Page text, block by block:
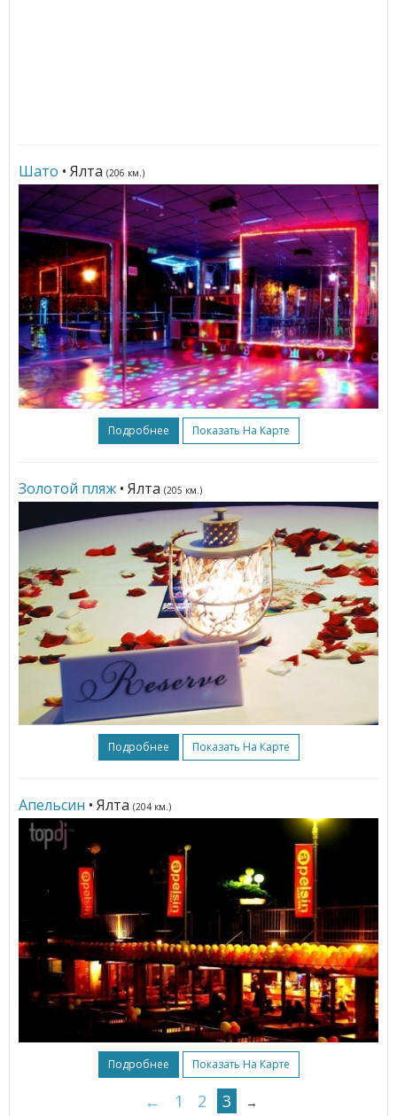
Шато • Ялта (206 км.)
Подробнее Показать На Карте
Золотой пляж • Ялта (205 км.)
Подробнее Показать На Карте
Апельсин • Ялта (204 км.)
Подробнее Показать На Карте
← 1 2 3 →